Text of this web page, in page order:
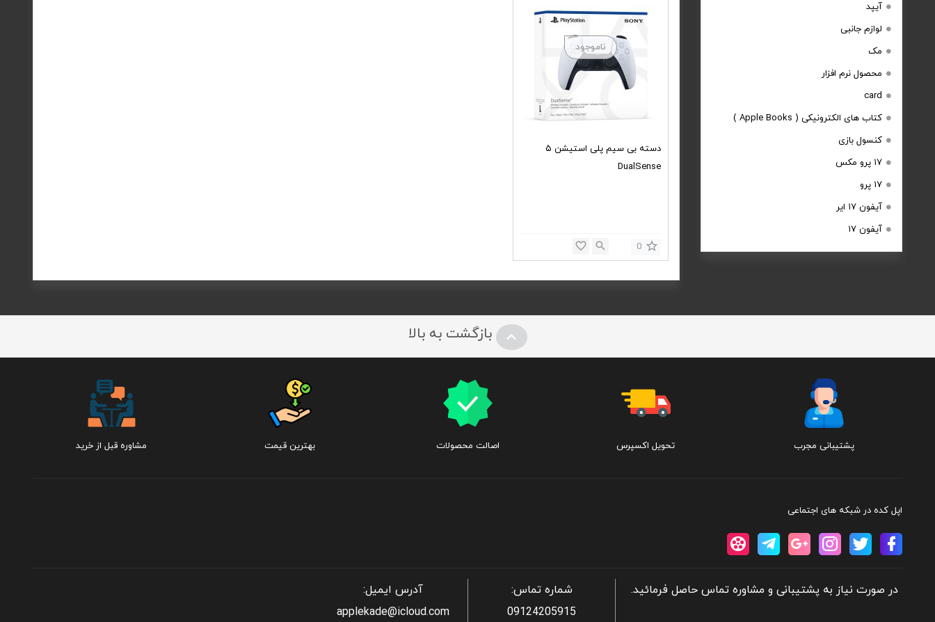
دسته بی سیم پلی استیشن ۵
DualSense
0
آیپد
لوازم جانبی
مک
محصول نرم افزار
card
کتاب های الکترونیکی ( Apple Books )
کنسول بازی
۱۷ پرو مکس
۱۷ پرو
آیفون ۱۷ ایر
آیفون ۱۷
بازگشت به بالا
پشتیبانی مجرب تحویل اکسپرس اصالت محصولات بهترین قیمت مشاوره قبل از خرید
اپل کده در شبکه های اجتماعی
در صورت نیاز به پشتیبانی و مشاوره تماس حاصل فرمائید.
شماره تماس:
09124205915
آدرس ایمیل:
applekade@icloud.com